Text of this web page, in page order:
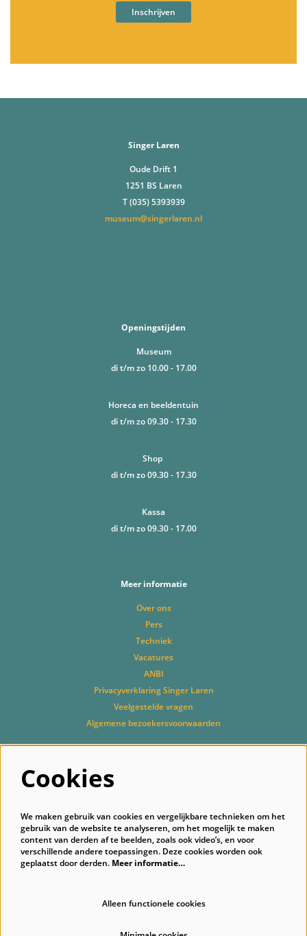
Inschrijven
Singer Laren
Oude Drift 1
1251 BS Laren
T (035) 5393939
museum@singerlaren.nl
Openingstijden
Museum
di t/m zo 10.00 - 17.00
Horeca en beeldentuin
di t/m zo 09.30 - 17.30
Shop
di t/m zo 09.30 - 17.30
Kassa
di t/m zo 09.30 - 17.00
Meer informatie
Over ons
Pers
Techniek
Vacatures
ANBI
Privacyverklaring Singer Laren
Veelgestelde vragen
Algemene bezoekersvoorwaarden
Cookies
We maken gebruik van cookies en vergelijkbare technieken om het
gebruik van de website te analyseren, om het mogelijk te maken
content van derden af te beelden, zoals ook video’s, en voor
verschillende andere toepassingen. Deze cookies worden ook
geplaatst door derden. Meer informatie…
Alleen functionele cookies